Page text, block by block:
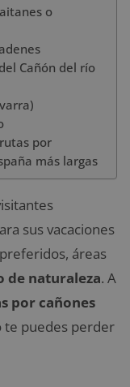
o
Cañón del río
por
más largas
sus vacaciones
áreas
de naturaleza. A
por cañones
te puedes perder